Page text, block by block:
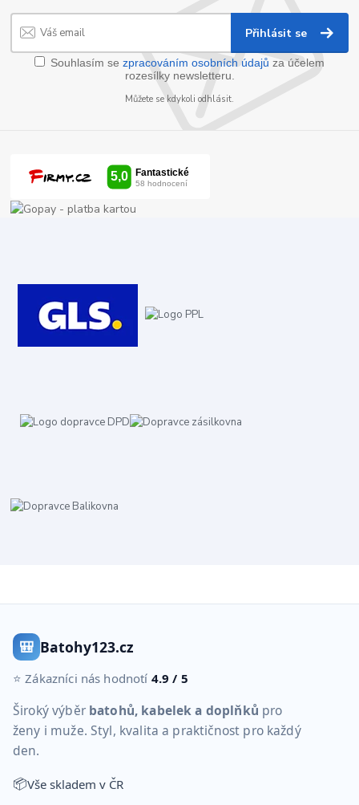
Přihlásit se
Souhlasím se zpracováním osobních údajů za účelem
rozesílky newsletteru.
Můžete se kdykoli odhlásit.
🎒 Batohy123.cz
⭐ Zákazníci nás hodnotí 4.9 / 5
Široký výběr batohů, kabelek a doplňků pro
ženy i muže. Styl, kvalita a praktičnost pro každý
den.
📦Vše skladem v ČR